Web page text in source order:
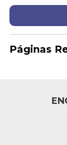
Páginas